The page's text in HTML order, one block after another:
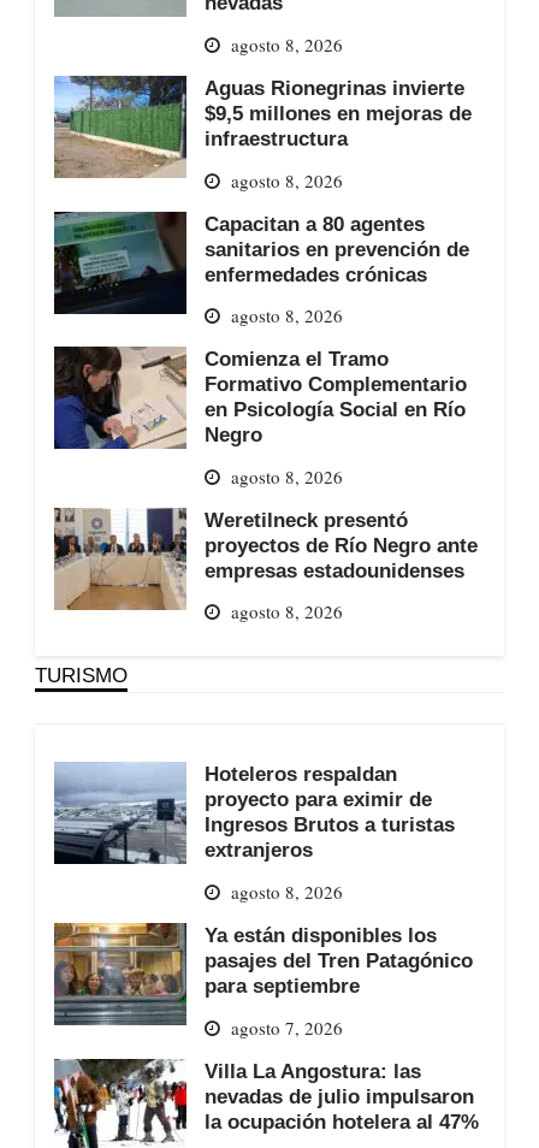
agosto 8, 2026
Aguas Rionegrinas invierte
$9,5 millones en mejoras de
infraestructura
agosto 8, 2026
Capacitan a 80 agentes
sanitarios en prevención de
enfermedades crónicas
agosto 8, 2026
Comienza el Tramo
Formativo Complementario
en Psicología Social en Río
Negro
agosto 8, 2026
Weretilneck presentó
proyectos de Río Negro ante
empresas estadounidenses
agosto 8, 2026
TURISMO
Hoteleros respaldan
proyecto para eximir de
Ingresos Brutos a turistas
extranjeros
agosto 8, 2026
Ya están disponibles los
pasajes del Tren Patagónico
para septiembre
agosto 7, 2026
Villa La Angostura: las
nevadas de julio impulsaron
la ocupación hotelera al 47%